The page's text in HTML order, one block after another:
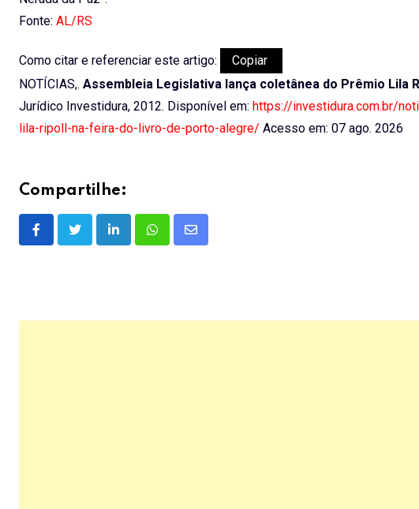
Fonte: AL/RS
Como citar e referenciar este artigo:
Copiar
NOTÍCIAS,. Assembleia Legislativa lança coletânea do Prêmio Lila
Jurídico Investidura, 2012. Disponível em: https://investidura.com.br/
lila-ripoll-na-feira-do-livro-de-porto-alegre/ Acesso em: 07 ago. 2026
Compartilhe:
LinkedInWhatsappShare